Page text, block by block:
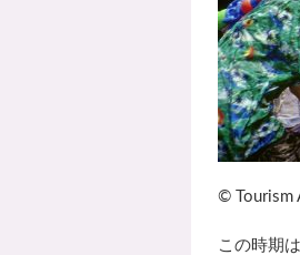
© Tourism
この時期